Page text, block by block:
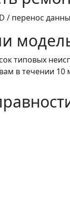
/ перенос
типовых
в течении 10